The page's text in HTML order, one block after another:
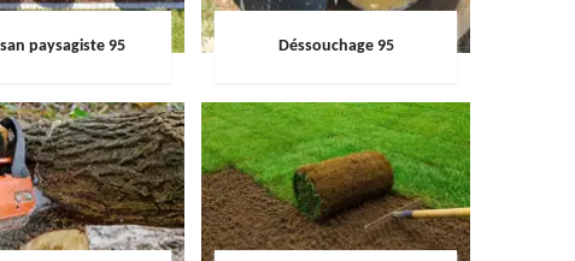
paysagiste 95 Déssouchage 95